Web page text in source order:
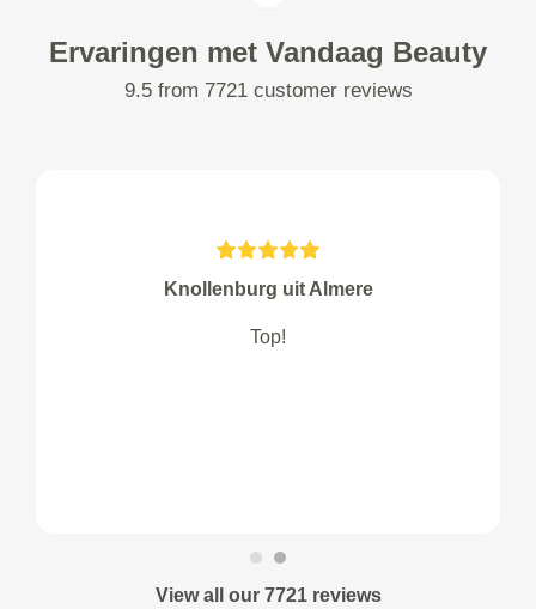
Ervaringen met Vandaag Beauty
9.5 from 7721 customer reviews
Knollenburg uit Almere
Top!
View all our 7721 reviews